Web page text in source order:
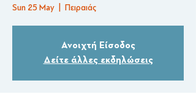
Sun 25 May Πειραιάς
Ανοιχτή Είσοδος
Δείτε άλλες εκδηλώσεις